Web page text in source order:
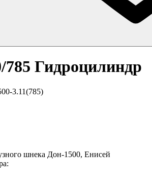
785 Гидроцилиндр
3.11(785)
шнека Дон-1500, Енисей